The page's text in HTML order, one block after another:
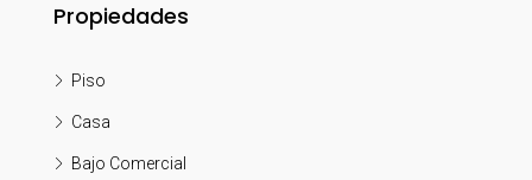
Propiedades
Piso
Casa
Bajo Comercial